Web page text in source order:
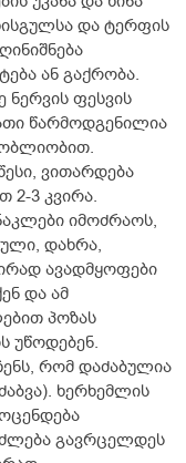
და ტერფის
ან გაქრობა.
ნერვის ფესვის
წარმოდგენილია
ვითარდება
2-3 კვირა.
იმოძრაოს,
დახრა,
ავადმყოფები
და ამ
პოზას
უწოდებენ.
რომ დაძაბულია
ხერხემლის
გავრცელდეს